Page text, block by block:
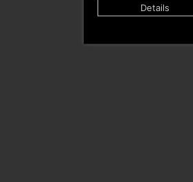
Details